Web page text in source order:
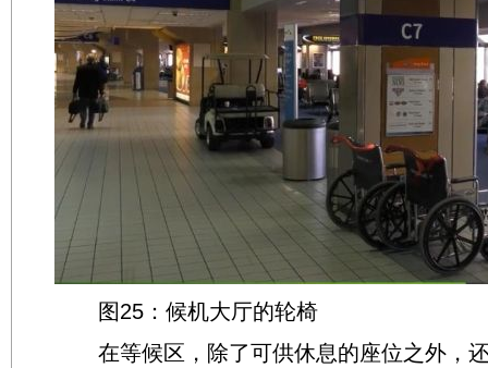
图25：候机大厅的轮椅
在等候区，除了可供休息的座位之外，